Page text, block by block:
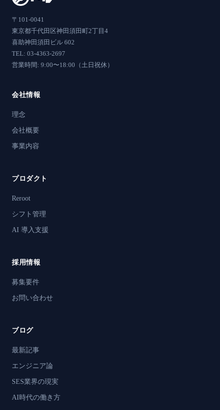
〒101-0041
東京都千代田区神田須田町2丁目4
喜助神田須田ビル 602
TEL: 03-4363-2697
営業時間: 9:00〜18:00（土日祝休）
会社情報
理念
会社概要
事業内容
プロダクト
Reroot
シフト管理
AI 導入支援
採用情報
募集要件
お問い合わせ
ブログ
最新記事
エンジニア論
SES業界の現実
AI時代の働き方